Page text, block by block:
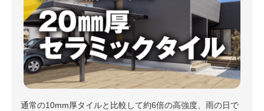
通常の10mm厚タイルと比較して約6倍の高強度、雨の日で